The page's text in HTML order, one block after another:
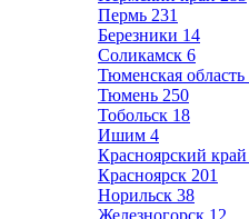
Пермь 231
Березники 14
Соликамск 6
Тюменская область
Тюмень 250
Тобольск 18
Ишим 4
Красноярский край
Красноярск 201
Норильск 38
Железногорск 12